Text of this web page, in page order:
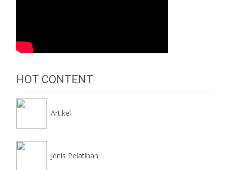
HOT CONTENT
Artikel
Jenis Pelatihan